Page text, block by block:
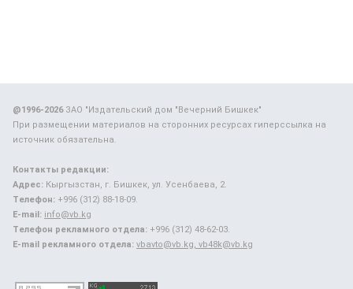
@1996-2026ЗАО "Издательский дом "Вечерний Бишкек"
При размещении материалов на сторонних ресурсах гиперссылка на
источник обязательна.
Контакты редакции:
Адрес: Кыргызстан, г. Бишкек, ул. Усенбаева, 2.
Телефон: +996 (312) 88-18-09.
E-mail: info@vb.kg
Телефон рекламного отдела: +996 (312) 48-62-03.
E-mail рекламного отдела: vbavto@vb.kg, vb48k@vb.kg